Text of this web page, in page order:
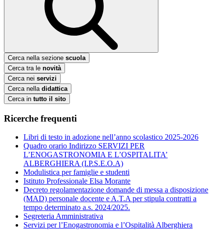
Cerca nella sezione scuola
Cerca tra le novità
Cerca nei servizi
Cerca nella didattica
Cerca in tutto il sito
Ricerche frequenti
Libri di testo in adozione nell’anno scolastico 2025-2026
Quadro orario Indirizzo SERVIZI PER
L’ENOGASTRONOMIA E L’OSPITALITA’
ALBERGHIERA (I.P.S.E.O.A)
Modulistica per famiglie e studenti
Istituto Professionale Elsa Morante
Decreto regolamentazione domande di messa a disposizione
(MAD) personale docente e A.T.A per stipula contratti a
tempo determinato a.s. 2024/2025.
Segreteria Amministrativa
Servizi per l’Enogastronomia e l’Ospitalità Alberghiera